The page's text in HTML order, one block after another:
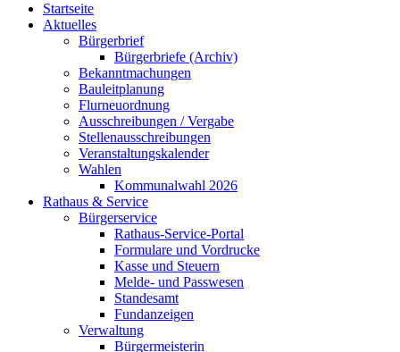
Startseite
Aktuelles
Bürgerbrief
Bürgerbriefe (Archiv)
Bekanntmachungen
Bauleitplanung
Flurneuordnung
Ausschreibungen / Vergabe
Stellenausschreibungen
Veranstaltungskalender
Wahlen
Kommunalwahl 2026
Rathaus & Service
Bürgerservice
Rathaus-Service-Portal
Formulare und Vordrucke
Kasse und Steuern
Melde- und Passwesen
Standesamt
Fundanzeigen
Verwaltung
Bürgermeisterin